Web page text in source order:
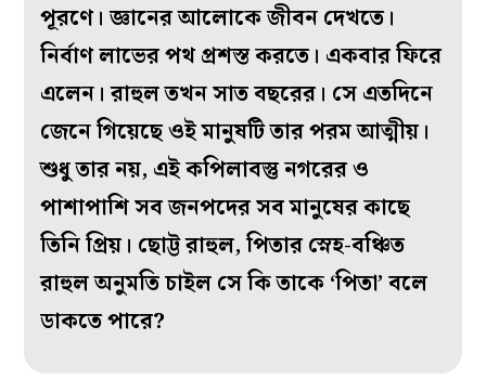
পূরণে। জ্ঞানের আলোকে জীবন দেখতে।
নির্বাণ লাভের পথ প্রশস্ত করতে। একবার ফিরে
এলেন। রাহুল তখন সাত বছরের। সে এতদিনে
জেনে গিয়েছে ওই মানুষটি তার পরম আত্মীয়।
শুধু তার নয়, এই কপিলাবস্তু নগরের ও
পাশাপাশি সব জনপদের সব মানুষের কাছে
তিনি প্রিয়। ছোট্ট রাহুল, পিতার স্নেহ-বঞ্চিত
রাহুল অনুমতি চাইল সে কি তাকে ‘পিতা’ বলে
ডাকতে পারে?